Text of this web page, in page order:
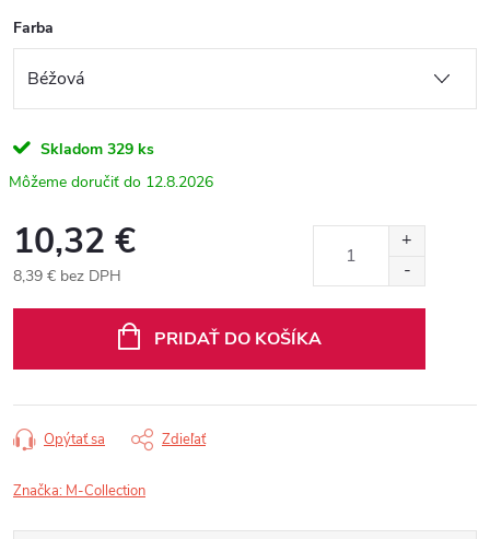
Farba
Skladom 329 ks
12.8.2026
10,32 €
8,39 € bez DPH
PRIDAŤ DO KOŠÍKA
Opýtať sa Zdieľať
Značka: M-Collection